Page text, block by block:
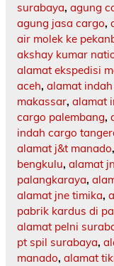
surabaya, agung
agung jasa cargo,
air molek ke
akshay kumar
alamat ekspedisi
aceh, alamat
makassar, alamat
cargo palembang,
indah cargo
alamat j&t manado,
bengkulu, alamat
palangkaraya,
alamat jne timika,
pabrik kardus di
alamat pelni
pt spil surabaya,
manado, alamat